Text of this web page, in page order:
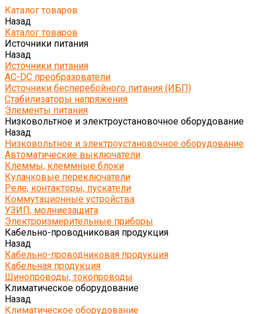
Каталог товаров
Назад
Каталог товаров
Источники питания
Назад
Источники питания
AC-DC преобразователи
Источники бесперебойного питания (ИБП)
Стабилизаторы напряжения
Элементы питания
Низковольтное и электроустановочное оборудование
Назад
Низковольтное и электроустановочное оборудование
Автоматические выключатели
Клеммы, клеммные блоки
Кулачковые переключатели
Реле, контакторы, пускатели
Коммутационные устройства
УЗИП, молниезащита
Электроизмерительные приборы
Кабельно-проводниковая продукция
Назад
Кабельно-проводниковая продукция
Кабельная продукция
Шинопроводы, токопроводы
Климатическое оборудование
Назад
Климатическое оборудование